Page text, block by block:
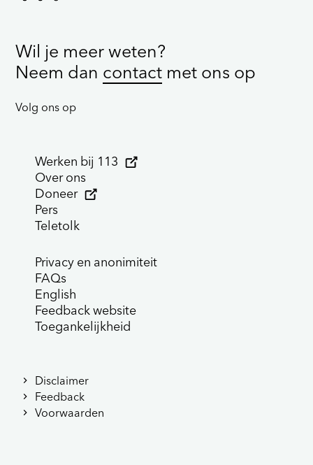
Wil je meer weten?
Neem dan contact met ons op
Volg ons op
Werken bij 113
Over ons
Doneer
Pers
Teletolk
Privacy en anonimiteit
FAQs
English
Feedback website
Toegankelijkheid
Disclaimer
Feedback
Voorwaarden